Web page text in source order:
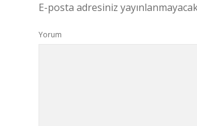
E-posta adresiniz
Yorum